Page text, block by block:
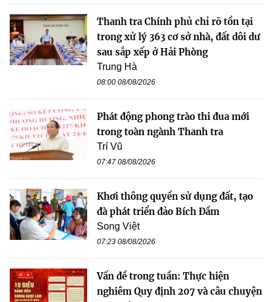
Thanh tra Chính phủ chỉ rõ tồn tại
trong xử lý 363 cơ sở nhà, đất dôi dư
sau sắp xếp ở Hải Phòng
Trung Hà
08:00 08/08/2026
Phát động phong trào thi đua mới
trong toàn ngành Thanh tra
Trí Vũ
07:47 08/08/2026
Khơi thông quyền sử dụng đất, tạo
đà phát triển đảo Bích Đầm
Song Việt
07:23 08/08/2026
Vấn đề trong tuần: Thực hiện
nghiêm Quy định 207 và câu chuyện